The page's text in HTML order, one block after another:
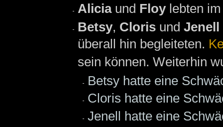
Aliciaund Floylebten im
Betsy, Cloris und Jenell
überall hin begleiteten.
sein können. Weiterhin
Betsy hatte eine
Cloris hatte eine
Jenell hatte eine